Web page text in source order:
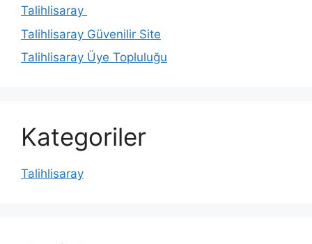
Talihlisaray
Talihlisaray Güvenilir Site
Talihlisaray Üye Topluluğu
Kategoriler
Talihlisaray